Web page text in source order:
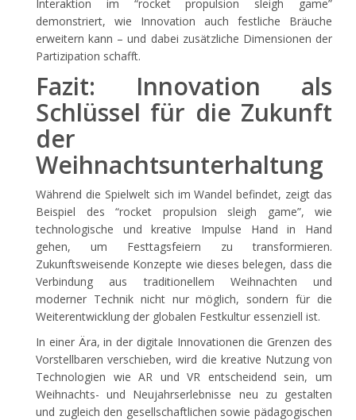
Interaktion im “rocket propulsion sleigh game”
demonstriert, wie Innovation auch festliche Bräuche
erweitern kann – und dabei zusätzliche Dimensionen der
Partizipation schafft.
Fazit: Innovation als
Schlüssel für die Zukunft
der
Weihnachtsunterhaltung
Während die Spielwelt sich im Wandel befindet, zeigt das
Beispiel des “rocket propulsion sleigh game”, wie
technologische und kreative Impulse Hand in Hand
gehen, um Festtagsfeiern zu transformieren.
Zukunftsweisende Konzepte wie dieses belegen, dass die
Verbindung aus traditionellem Weihnachten und
moderner Technik nicht nur möglich, sondern für die
Weiterentwicklung der globalen Festkultur essenziell ist.
In einer Ära, in der digitale Innovationen die Grenzen des
Vorstellbaren verschieben, wird die kreative Nutzung von
Technologien wie AR und VR entscheidend sein, um
Weihnachts- und Neujahrserlebnisse neu zu gestalten
und zugleich den gesellschaftlichen sowie pädagogischen